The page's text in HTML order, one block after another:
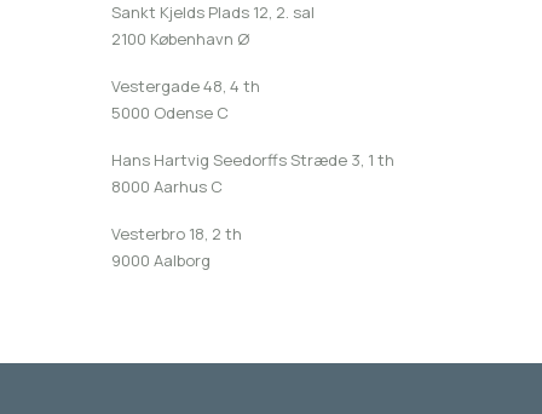
Sankt Kjelds Plads 12, 2. sal
2100 København Ø
Vestergade 48, 4 th
5000 Odense C
Hans Hartvig Seedorffs Stræde 3, 1 th
8000 Aarhus C
Vesterbro 18, 2 th
9000 Aalborg